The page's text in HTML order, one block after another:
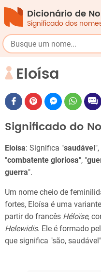
Dicionário de
Significado dos
Eloísa
Significado do
Eloísa: Significa "saudável ",
"combatente gloriosa", "
guerra".
Um nome cheio de
fortes, Eloísa é uma
partir do francês Héloïse,
Helewidis. Ele é formado
que significa "são,